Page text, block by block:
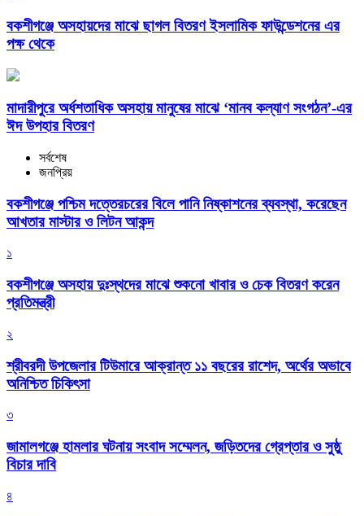
বকশীগঞ্জে অসহায়দের মাঝে ছাগল বিতরণ ইসলামিক ফাউন্ডেশনের এর
পক্ষ থেকে
মাদারীপুরে অর্ধশতাধিক অসহায় মানুষের মাঝে ‘মানব কল্যাণ সংগঠন’-এর
ঈদ উপহার বিতরণ
সর্বশেষ
জনপ্রিয়
বকশীগঞ্জে পশ্চিম দত্তেরচরের বিলে পানি নিষ্কাশনের ব্যবস্থা, করেছেন
আখতার মাস্টার ও লিটন আকন্দ
১
বকশীগঞ্জে অসহায় দুঃস্থদের মাঝে শুকনো খাবার ও চেক বিতরণ করেন
প্রতিমন্ত্রী
২
শ্রীবরদী উপজেলার টিউমারে আক্রান্ত ১১ বছরের রাশেদ, অর্থের অভাবে
অনিশ্চিত চিকিৎসা
৩
জামালগঞ্জে হামলার ঘটনায় সংবাদ সম্মেলন, জড়িতদের গ্রেপ্তার ও সুষ্ঠু
বিচার দাবি
৪